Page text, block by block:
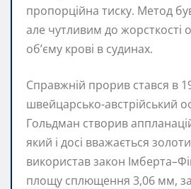
пропорційна тиску. Метод
але чутливим до жорсткості
об’єму крові в судинах.
Справжній прорив стався в
швейцарсько-австрійський
Гольдман створив
який і досі вважається
використав закон
площу сплющення 3,06 мм, за